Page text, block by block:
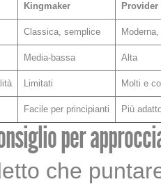
Kingmaker Provider
Classica, semplice
Media-bassa Alta
Limitati Molti e
Facile per principianti Più
per
che